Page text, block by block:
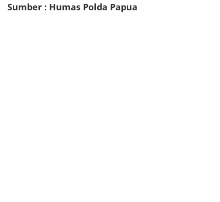
Sumber : Humas Polda Papua